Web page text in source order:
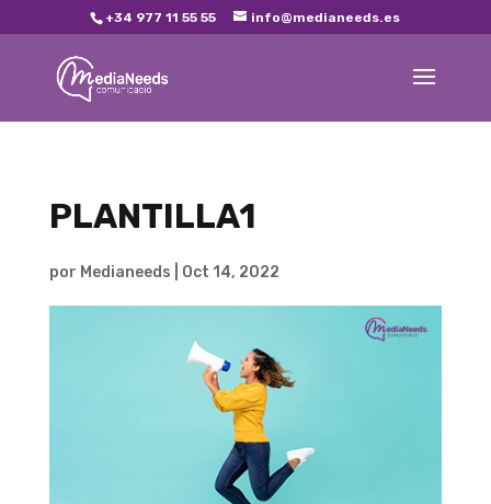
+34 977 11 55 55 info@medianeeds.es
PLANTILLA1
por Medianeeds Oct 14, 2022